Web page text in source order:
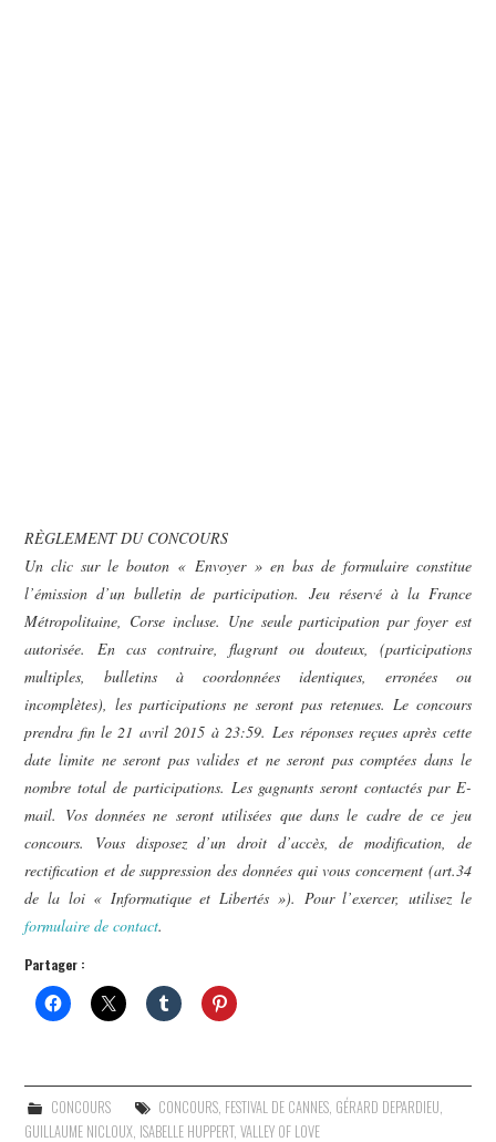
RÈGLEMENT DU CONCOURS
Un clic sur le bouton « Envoyer » en bas de formulaire constitue
l’émission d’un bulletin de participation. Jeu réservé à la France
Métropolitaine, Corse incluse. Une seule participation par foyer est
autorisée. En cas contraire, flagrant ou douteux, (participations
multiples, bulletins à coordonnées identiques, erronées ou
incomplètes), les participations ne seront pas retenues. Le concours
prendra fin le 21 avril 2015 à 23:59. Les réponses reçues après cette
date limite ne seront pas valides et ne seront pas comptées dans le
nombre total de participations. Les gagnants seront contactés par E-
mail. Vos données ne seront utilisées que dans le cadre de ce jeu
concours. Vous disposez d’un droit d’accès, de modification, de
rectification et de suppression des données qui vous concernent (art.34
de la loi « Informatique et Libertés »). Pour l’exercer, utilisez le
formulaire de contact.
Partager :
CONCOURS CONCOURS, FESTIVAL DE CANNES, GÉRARD DEPARDIEU,
GUILLAUME NICLOUX, ISABELLE HUPPERT,VALLEY OF LOVE